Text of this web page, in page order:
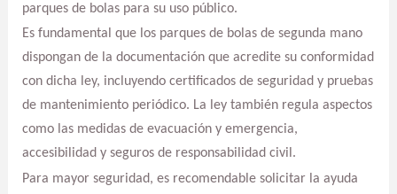
parques de bolas para su uso público.
Es fundamental que los parques de bolas de segunda mano
dispongan de la documentación que acredite su conformidad
con dicha ley, incluyendo certificados de seguridad y pruebas
de mantenimiento periódico. La ley también regula aspectos
como las medidas de evacuación y emergencia,
accesibilidad y seguros de responsabilidad civil.
Para mayor seguridad, es recomendable solicitar la ayuda